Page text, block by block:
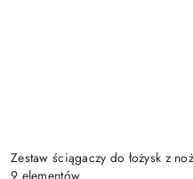
Zestaw ściągaczy do łożysk z